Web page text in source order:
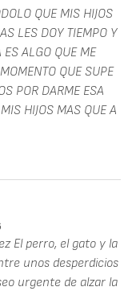
QUE MIS HIJOS
LES DOY TIEMPO Y
ALGO QUE ME
QUE SUPE
POR DARME ESA
HIJOS MAS QUE A
El perro, el gato y la
unos desperdicios
urgente de alzar la